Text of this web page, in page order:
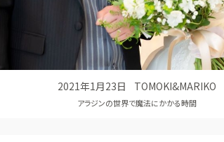
QA
よくあるご質問
2021年1月23日 TOMOKI&MARIKO
アラジンの世界で魔法にかかる時間